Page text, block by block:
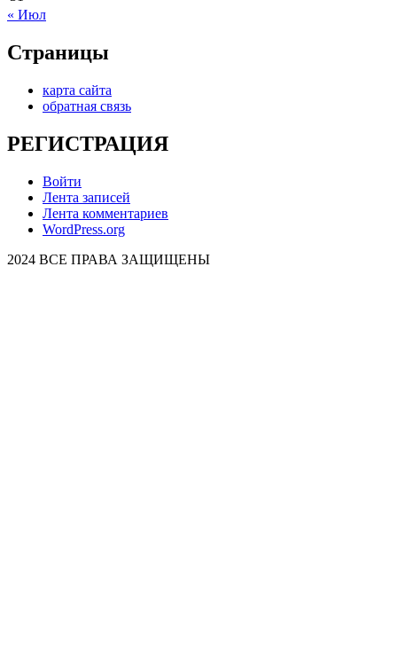
« Июл
Страницы
карта сайта
обратная связь
РЕГИСТРАЦИЯ
Войти
Лента записей
Лента комментариев
WordPress.org
2024 ВСЕ ПРАВА ЗАЩИЩЕНЫ